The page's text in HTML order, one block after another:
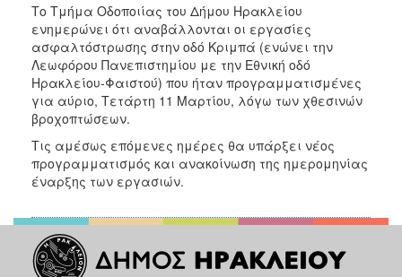
2015
2013
2012
2011
2010
2006
ΤΟΠΟΣ
Το Τμήμα Οδοποιίας του Δήμου Ηρακλείου
ενημερώνει ότι αναβάλλονται οι εργασίες
ασφαλτόστρωσης στην οδό Κριμπά (ενώνει την
Λεωφόρου Πανεπιστημίου με την Εθνική οδό
Ηρακλείου-Φαιστού) που ήταν προγραμματισμένες
για αύριο, Τετάρτη 11 Μαρτίου, λόγω των χθεσινών
βροχοπτώσεων.
Τις αμέσως επόμενες ημέρες θα υπάρξει νέος
προγραμματισμός και ανακοίνωση της ημερομηνίας
έναρξης των εργασιών.